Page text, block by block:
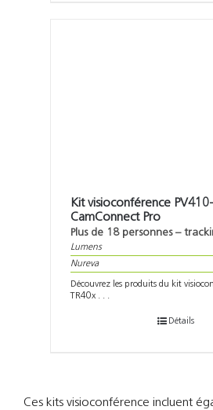
Kit visioconférence
CamConnect Pro
Plus de 18 personnes –
Lumens
Nureva
Découvrez les produits du kit
TR40x . . .
Détails
Ces kits visioconférence incluent